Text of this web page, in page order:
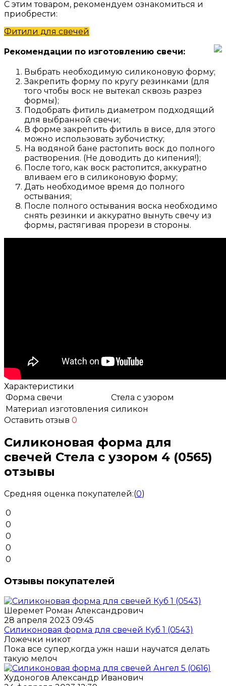
С этим товаром, рекомендуем ознакомиться и
приобрести:
Фитили для свечей
Рекомендации по изготовлению свечи:
Выбрать необходимую силиконовую форму;
Закрепить форму по кругу резинками (для
того чтобы воск не вытекал сквозь разрез
формы);
Подобрать фитиль диаметром подходящий
для выбранной свечи;
В форме закрепить фитиль в висе, для этого
можно использовать зубочистку;
На водяной бане растопить воск до полного
растворения. (Не доводить до кипения!);
После того, как воск растопится, аккуратно
вливаем его в силиконовую форму;
Дать необходимое время до полного
остывания;
После полного остывания воска необходимо
снять резинки и аккуратно вынуть свечу из
формы, растягивая прорези в стороны.
Характеристики
Форма свечи
Стела с узором
Материал изготовления силикон
Оставить отзыв 0
Силиконовая форма для
свечей Стела с узором 4 (0565)
отзывы
Средняя оценка покупателей:(0)
0
0
0
0
0
Отзывы покупателей
Шеремет Роман Александрович
28 апреля 2023 09:45
Силиконовая форма для свечей Куб 1 (0543)
Ложечки никот
Пока все супер,когда ужн наши научатся делать
такую мелоч
Худоногов Александр Иванович